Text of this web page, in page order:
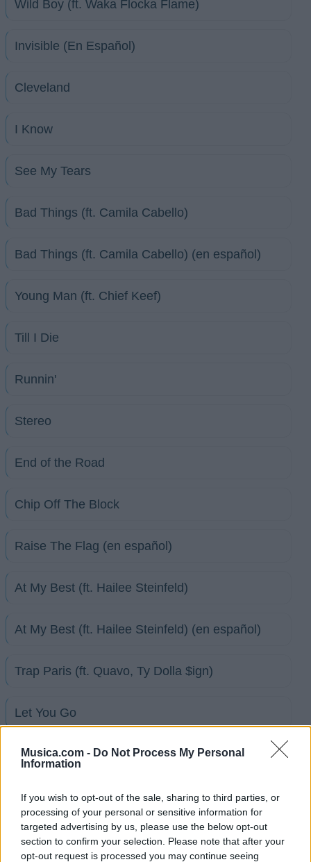
Musica.com - Do Not Process My Personal
Information
If you wish to opt-out of the sale, sharing to third parties, or
processing of your personal or sensitive information for
targeted advertising by us, please use the below opt-out
section to confirm your selection. Please note that after your
opt-out request is processed you may continue seeing
Wild Boy (ft. Waka Flocka Flame)
Invisible (En Español)
Cleveland
I Know
See My Tears
Bad Things (ft. Camila Cabello)
Bad Things (ft. Camila Cabello) (en español)
Young Man (ft. Chief Keef)
Till I Die
Runnin'
Stereo
End of the Road
Chip Off The Block
Raise The Flag (en español)
At My Best (ft. Hailee Steinfeld)
At My Best (ft. Hailee Steinfeld) (en español)
Trap Paris (ft. Quavo, Ty Dolla $ign)
Let You Go
Ver todas sus letras por orden alfabético
+ Machine Gun Kelly
Discografía Biografía Ranking Fotos Foro
Añadir Letra